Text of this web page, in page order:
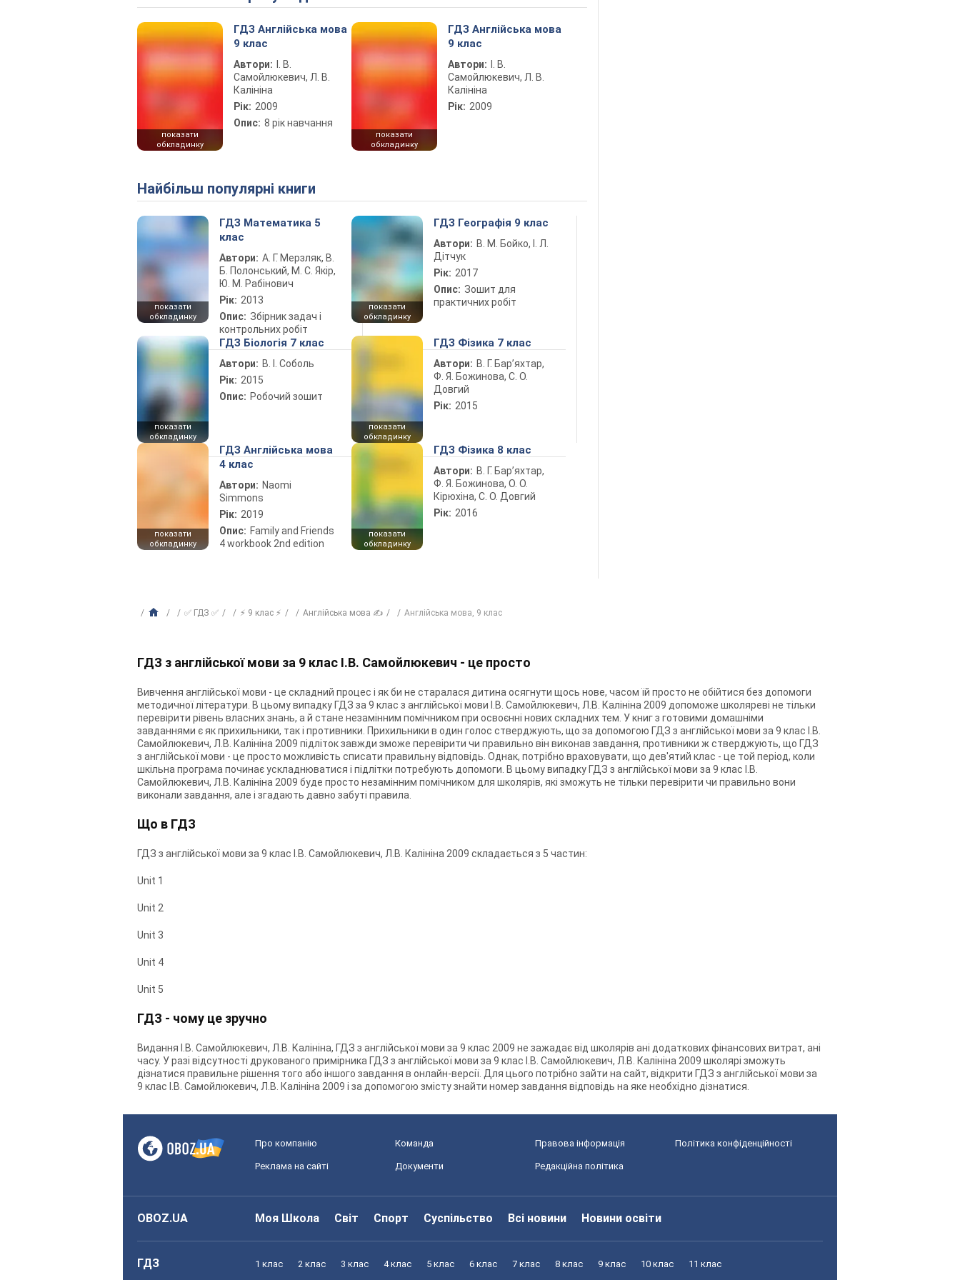
показати
обкладинку
ГДЗ Англійська мова
9 клас
Автори:
І. В.
Самойлюкевич, Л. В.
Калініна
Рік: 2009
Опис: 8 рік навчання
показати
обкладинку
ГДЗ Англійська мова
9 клас
Автори:
І. В.
Самойлюкевич, Л. В.
Калініна
Рік: 2009
Найбільш популярні книги
показати
обкладинку
ГДЗ Математика 5
клас
Автори: А. Г. Мерзляк, В.
Б. Полонський, М. С. Якір,
Ю. М. Рабінович
Рік: 2013
Опис: Збірник задач і
контрольних робіт
показати
обкладинку
ГДЗ Географія 9 клас
Автори: В. М. Бойко, І. Л.
Дітчук
Рік: 2017
Опис: Зошит для
практичних робіт
показати
обкладинку
ГДЗ Біологія 7 клас
Автори: В. І. Соболь
Рік: 2015
Опис: Робочий зошит
показати
обкладинку
ГДЗ Фізика 7 клас
Автори: В. Г. Бар’яхтар,
Ф. Я. Божинова, С. О.
Довгий
Рік: 2015
показати
обкладинку
ГДЗ Англійська мова
4 клас
Автори: Naomi
Simmons
Рік: 2019
Опис: Family and Friends
4 workbook 2nd edition
показати
обкладинку
ГДЗ Фізика 8 клас
Автори: В. Г. Бар’яхтар,
Ф. Я. Божинова, О. О.
Кірюхіна, С. О. Довгий
Рік: 2016
✅ ГДЗ ✅ ⚡ 9 клас ⚡ Англійська мова ✍ Англійська мова, 9 клас
ГДЗ з англійської мови за 9 клас І.В. Самойлюкевич - це просто
Вивчення англійської мови - це складний процес і як би не старалася дитина осягнути щось нове, часом їй просто не обійтися без допомоги
методичної літератури. В цьому випадку ГДЗ за 9 клас з англійської мови І.В. Самойлюкевич, Л.В. Калініна 2009 допоможе школяреві не тільки
перевірити рівень власних знань, а й стане незамінним помічником при освоєнні нових складних тем. У книг з готовими домашніми
завданнями є як прихильники, так і противники. Прихильники в один голос стверджують, що за допомогою ГДЗ з англійської мови за 9 клас І.В.
Самойлюкевич, Л.В. Калініна 2009 підліток завжди зможе перевірити чи правильно він виконав завдання, противники ж стверджують, що ГДЗ
з англійської мови - це просто можливість списати правильну відповідь. Однак, потрібно враховувати, що дев'ятий клас - це той період, коли
шкільна програма починає ускладнюватися і підлітки потребують допомоги. В цьому випадку ГДЗ з англійської мови за 9 клас І.В.
Самойлюкевич, Л.В. Калініна 2009 буде просто незамінним помічником для школярів, які зможуть не тільки перевірити чи правильно вони
виконали завдання, але і згадають давно забуті правила.
Що в ГДЗ
ГДЗ з англійської мови за 9 клас І.В. Самойлюкевич, Л.В. Калініна 2009 складається з 5 частин:
Unit 1
Unit 2
Unit 3
Unit 4
Unit 5
ГДЗ - чому це зручно
Видання І.В. Самойлюкевич, Л.В. Калініна, ГДЗ з англійської мови за 9 клас 2009 не зажадає від школярів ані додаткових фінансових витрат, ані
часу. У разі відсутності друкованого примірника ГДЗ з англійської мови за 9 клас І.В. Самойлюкевич, Л.В. Калініна 2009 школярі зможуть
дізнатися правильне рішення того або іншого завдання в онлайн-версії. Для цього потрібно зайти на сайт, відкрити ГДЗ з англійської мови за
9 клас І.В. Самойлюкевич, Л.В. Калініна 2009 і за допомогою змісту знайти номер завдання відповідь на яке необхідно дізнатися.
Про компанію Команда Правова інформація Політика конфіденційності
Реклама на сайті Документи Редакційна політика
OBOZ.UA Моя Школа Світ Спорт Суспільство Всі новини Новини освіти
ГДЗ 1 клас 2 клас 3 клас 4 клас 5 клас 6 клас 7 клас 8 клас 9 клас 10 клас 11 клас